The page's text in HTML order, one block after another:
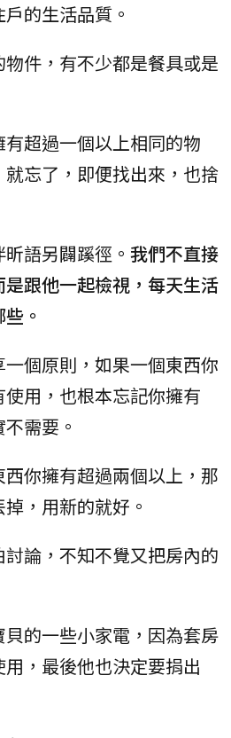
的生活品質。
件，有不少都是餐具或是
超過一個以上相同的物
忘了，即便找出來，也捨
語另闢蹊徑。 我們不直接
跟他一起檢視，每天生活
。
個原則，如果一個東西你
用，也根本忘記你擁有
需要。
你擁有超過兩個以上，那
，用新的就好。
論，不知不覺又把房內的
的一些小家電，因為套房
，最後他也決定要捐出